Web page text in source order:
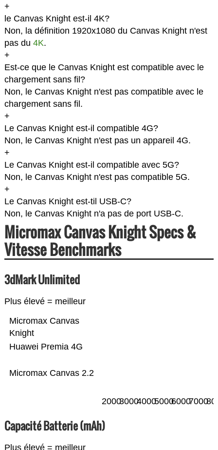
+
le Canvas Knight est-il 4K?
Non, la définition 1920x1080 du Canvas Knight n'est
pas du 4K.
+
Est-ce que le Canvas Knight est compatible avec le
chargement sans fil?
Non, le Canvas Knight n'est pas compatible avec le
chargement sans fil.
+
Le Canvas Knight est-il compatible 4G?
Non, le Canvas Knight n'est pas un appareil 4G.
+
Le Canvas Knight est-il compatible avec 5G?
Non, le Canvas Knight n'est pas compatible 5G.
+
Le Canvas Knight est-til USB-C?
Non, le Canvas Knight n'a pas de port USB-C.
Micromax Canvas Knight Specs &
Vitesse Benchmarks
3dMark Unlimited
Plus élevé = meilleur
Micromax Canvas 2.2
Huawei Premia 4G
Micromax Canvas
Knight
200030004000500060007000
Capacité Batterie (mAh)
Plus élevé = meilleur